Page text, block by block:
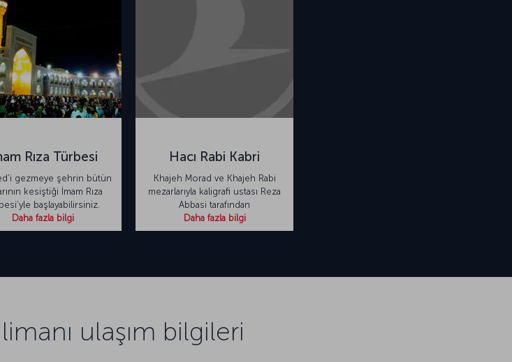
Rıza Türbesi
gezmeye şehrin bütün
kesiştiği İmam Rıza
başlayabilirsiniz.
Daha fazla bilgi
Hacı Rabi Kabri
Khajeh Morad ve Khajeh Rabi
mezarlarıyla kaligrafi ustası Reza
Abbasi tarafından
Daha fazla bilgi
ulaşım bilgileri